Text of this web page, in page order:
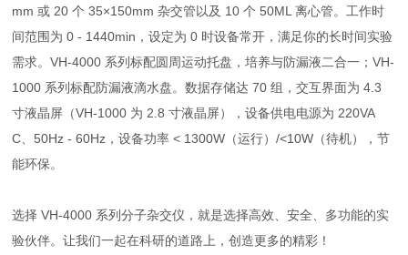
mm 或 20 个 35×150mm 杂交管以及 10 个 50ML 离心管。工作时
间范围为 0 - 1440min，设定为 0 时设备常开，满足你的长时间实验
需求。VH-4000 系列标配圆周运动托盘，培养与防漏液二合一；VH-
1000 系列标配防漏液滴水盘。数据存储达 70 组，交互界面为 4.3
寸液晶屏（VH-1000 为 2.8 寸液晶屏），设备供电电源为 220VA
C、50Hz - 60Hz，设备功率 < 1300W（运行）/<10W（待机），节
能环保。
选择 VH-4000 系列分子杂交仪，就是选择高效、安全、多功能的实
验伙伴。让我们一起在科研的道路上，创造更多的精彩！